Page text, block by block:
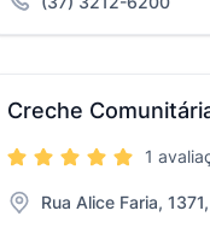
Creche
1
Rua Alice Faria,